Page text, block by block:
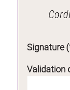
Signature
Validation